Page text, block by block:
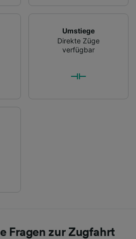
Umstiege
Direkte Züge
verfügbar
Fragen zur Zugfahrt